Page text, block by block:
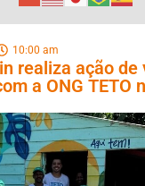
10:00 am
realiza ação
a ONG TETO